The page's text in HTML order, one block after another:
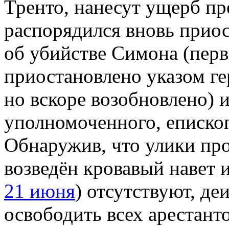
Тренто, нанесут ущерб
распорядился вновь
об убийстве Симона
приостановлено указом
но вскоре возобновлено)
уполномоченного,
Обнаружив, что улики
возведён кровавый
21 июня) отсутствуют,
освободить всех